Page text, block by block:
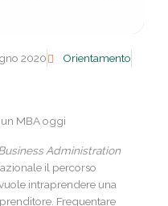
2020
Orientamento
un MBA oggi
Administration
il percorso
intraprendere una
Frequentare